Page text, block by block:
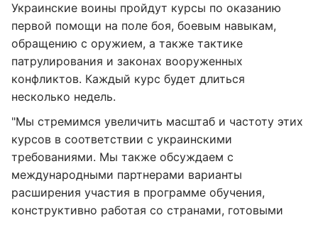
Украинские воины пройдут курсы по оказанию
первой помощи на поле боя, боевым навыкам,
обращению с оружием, а также тактике
патрулирования и законах вооруженных
конфликтов. Каждый курс будет длиться
несколько недель.
"Мы стремимся увеличить масштаб и частоту этих
курсов в соответствии с украинскими
требованиями. Мы также обсуждаем с
международными партнерами варианты
расширения участия в программе обучения,
конструктивно работая со странами, готовыми